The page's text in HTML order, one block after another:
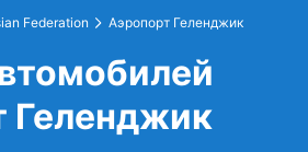
Federation Аэропорт Геленджик
Геленджик